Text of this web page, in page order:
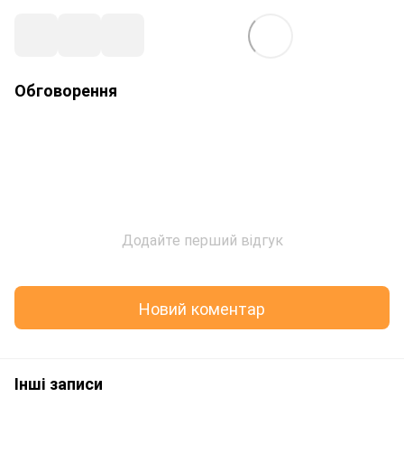
Обговорення
Додайте перший відгук
Новий коментар
Інші записи